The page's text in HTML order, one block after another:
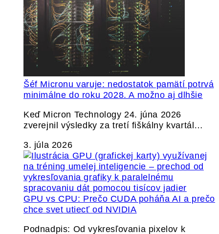
Šéf Micronu varuje: nedostatok pamätí potrvá
minimálne do roku 2028. A možno aj dlhšie
Keď Micron Technology 24. júna 2026
zverejnil výsledky za tretí fiškálny kvartál…
3. júla 2026
GPU vs CPU: Prečo CUDA poháňa AI a prečo
chce svet utiecť od NVIDIA
Podnadpis: Od vykresľovania pixelov k